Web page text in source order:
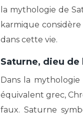
la mythologie de
karmique
dans cette vie.
Saturne, dieu
Dans la
équivalent grec,
faux. Saturne